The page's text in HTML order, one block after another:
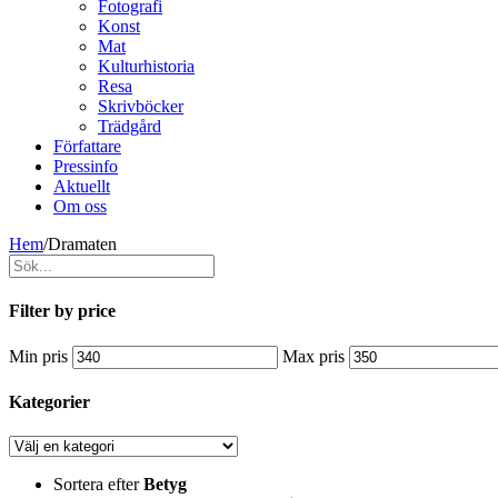
Fotografi
Konst
Mat
Kulturhistoria
Resa
Skrivböcker
Trädgård
Författare
Pressinfo
Aktuellt
Om oss
Hem/Dramaten
Filter by price
Min pris Max pris
Kategorier
Sortera efterBetyg